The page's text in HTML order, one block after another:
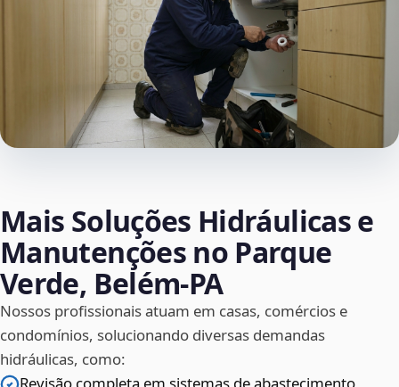
Mais Soluções Hidráulicas e
Manutenções no Parque
Verde, Belém‑PA
Nossos profissionais atuam em casas, comércios e
condomínios, solucionando diversas demandas
hidráulicas, como: